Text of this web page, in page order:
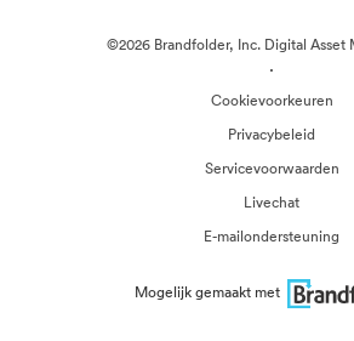
©2026 Brandfolder, Inc. Digital Asset
·
Cookievoorkeuren
Privacybeleid
Servicevoorwaarden
Livechat
E-mailondersteuning
Mogelijk gemaakt met